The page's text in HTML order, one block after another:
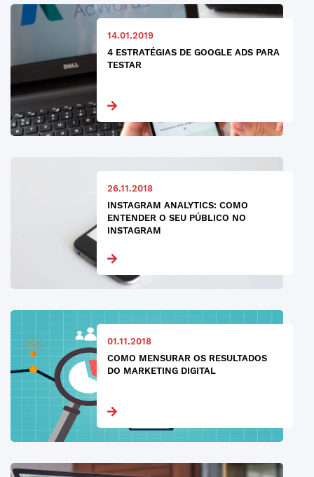
14.01.2019
4 ESTRATÉGIAS DE GOOGLE ADS PARA
TESTAR
26.11.2018
INSTAGRAM ANALYTICS: COMO
ENTENDER O SEU PÚBLICO NO
INSTAGRAM
01.11.2018
COMO MENSURAR OS RESULTADOS
DO MARKETING DIGITAL